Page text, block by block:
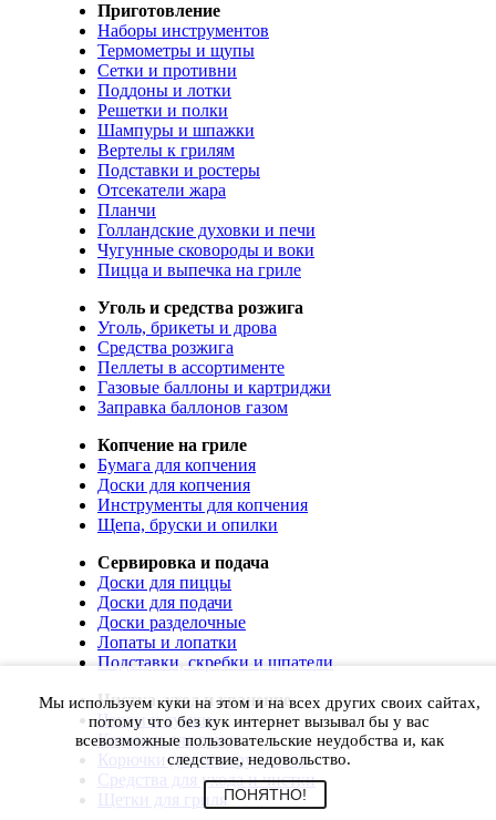
Приготовление
Наборы инструментов
Термометры и щупы
Сетки и противни
Поддоны и лотки
Решетки и полки
Шампуры и шпажки
Вертелы к грилям
Подставки и ростеры
Отсекатели жара
Планчи
Голландские духовки и печи
Чугунные сковороды и воки
Пицца и выпечка на гриле
Уголь и средства розжига
Уголь, брикеты и дрова
Средства розжига
Пеллеты в ассортименте
Газовые баллоны и картриджи
Заправка баллонов газом
Копчение на гриле
Бумага для копчения
Доски для копчения
Инструменты для копчения
Щепа, бруски и опилки
Сервировка и подача
Доски для пиццы
Доски для подачи
Доски разделочные
Лопаты и лопатки
Подставки, скребки и шпатели
Чистка, уход и хранение
Чехлы и сумки
Коврики для гриля
Корючки для инструментов
Средства для ухода и чистки
Щетки для гриля
Мы используем куки на этом и на всех других своих сайтах,
потому что без кук интернет вызывал бы у вас
всевозможные пользовательские неудобства и, как
следствие, недовольство.
ПОНЯТНО!